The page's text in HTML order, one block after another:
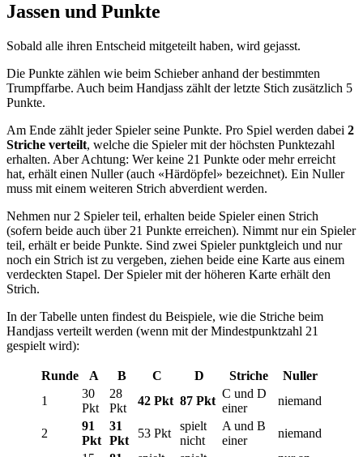
Jassen und Punkte
Sobald alle ihren Entscheid mitgeteilt haben, wird gejasst.
Die Punkte zählen wie beim Schieber anhand der bestimmten
Trumpffarbe. Auch beim Handjass zählt der letzte Stich zusätzlich 5
Punkte.
Am Ende zählt jeder Spieler seine Punkte. Pro Spiel werden dabei 2
Striche verteilt, welche die Spieler mit der höchsten Punktezahl
erhalten. Aber Achtung: Wer keine 21 Punkte oder mehr erreicht
hat, erhält einen Nuller (auch «Härdöpfel» bezeichnet). Ein Nuller
muss mit einem weiteren Strich abverdient werden.
Nehmen nur 2 Spieler teil, erhalten beide Spieler einen Strich
(sofern beide auch über 21 Punkte erreichen). Nimmt nur ein Spieler
teil, erhält er beide Punkte. Sind zwei Spieler punktgleich und nur
noch ein Strich ist zu vergeben, ziehen beide eine Karte aus einem
verdeckten Stapel. Der Spieler mit der höheren Karte erhält den
Strich.
In der Tabelle unten findest du Beispiele, wie die Striche beim
Handjass verteilt werden (wenn mit der Mindestpunktzahl 21
gespielt wird):
Runde A B C D Striche
Nuller
1
30
Pkt
28
Pkt
42 Pkt 87 Pkt
C und D
einer
niemand
2
91
Pkt
31
Pkt
53 Pkt
spielt
nicht
A und B
einer
niemand